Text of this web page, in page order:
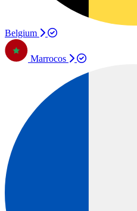
Belgium
Marrocos